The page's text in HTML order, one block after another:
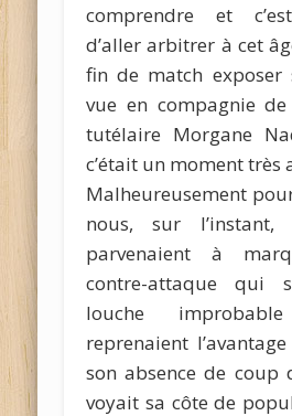
comprendre et
d’aller arbitrer à cet
fin de match exposer
vue en compagnie
tutélaire Morgane
c’était un moment très
Malheureusement
nous, sur l’instant,
parvenaient à
contre-attaque qui
louche
reprenaient
son absence de coup
voyait sa côte de